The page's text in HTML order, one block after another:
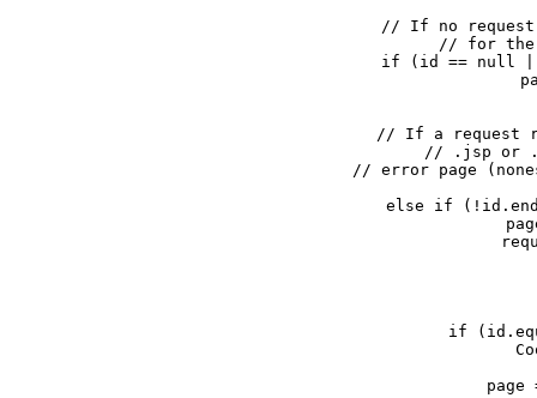
// If no
// for
if (id == null
// If a request
// .jsp or
// error page
else if
if
page